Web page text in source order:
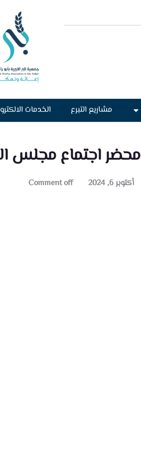
مشاريع التبرع الخدمات
محضر اجتماع مجلس الإدارة
أكتوبر 6, 2024 Comment off